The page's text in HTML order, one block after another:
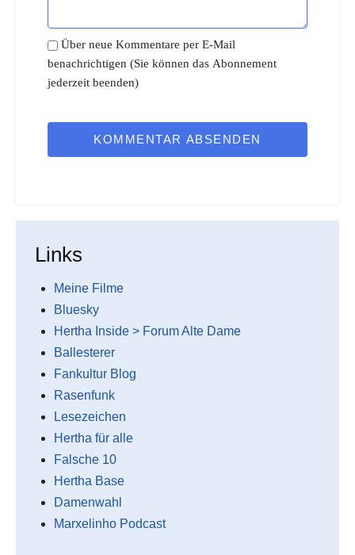
Über neue Kommentare per E-Mail
benachrichtigen (Sie können das Abonnement
jederzeit beenden)
KOMMENTAR ABSENDEN
Links
Meine Filme
Bluesky
Hertha Inside > Forum Alte Dame
Ballesterer
Fankultur Blog
Rasenfunk
Lesezeichen
Hertha für alle
Falsche 10
Hertha Base
Damenwahl
Marxelinho Podcast